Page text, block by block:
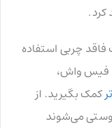
کرد.
چربی استفاده
فیس واش،
کمک بگیرید. از
می‌شوند